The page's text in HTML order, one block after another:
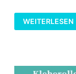
WELCHE
ARTEN
VON
WEITERLESEN